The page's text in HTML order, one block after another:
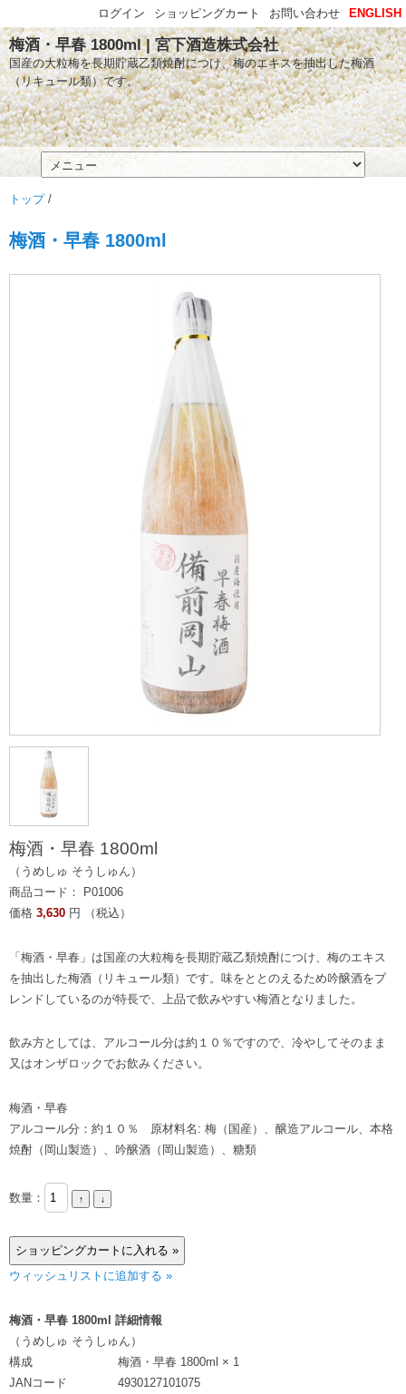
梅酒・早春 1800ml | 宮下酒造株式会社
国産の大粒梅を長期貯蔵乙類焼酎につけ、梅のエキスを抽出した梅酒
（リキュール類）です。
トップ/
梅酒・早春 1800ml
梅酒・早春 1800ml
（うめしゅ そうしゅん）
商品コード： P01006
価格 3,630 円 （税込）
「梅酒・早春」は国産の大粒梅を長期貯蔵乙類焼酎につけ、梅のエキス
を抽出した梅酒（リキュール類）です。味をととのえるため吟醸酒をブ
レンドしているのが特長で、上品で飲みやすい梅酒となりました。
飲み方としては、アルコール分は約１０％ですので、冷やしてそのまま
又はオンザロックでお飲みください。
梅酒・早春
アルコール分：約１０％ 原材料名: 梅（国産）、醸造アルコール、本格
焼酎（岡山製造）、吟醸酒（岡山製造）、糖類
数量：
ウィッシュリストに追加する »
梅酒・早春 1800ml 詳細情報
（うめしゅ そうしゅん）
構成
梅酒・早春 1800ml × 1
JANコード
4930127101075
ENGLISH
お問い合わせ
ショッピングカート
ログイン